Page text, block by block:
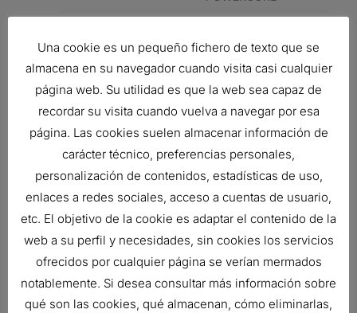
PRIMARY
OBROUND
POWERCORE
Related products
FILTRO DE AIRE, FPG RADIALSEAL
Una cookie es un pequeño fichero de texto que se
almacena en su navegador cuando visita casi cualquier
página web. Su utilidad es que la web sea capaz de
recordar su visita cuando vuelva a navegar por esa
página. Las cookies suelen almacenar información de
carácter técnico, preferencias personales,
personalización de contenidos, estadísticas de uso,
enlaces a redes sociales, acceso a cuentas de usuario,
etc. El objetivo de la cookie es adaptar el contenido de la
web a su perfil y necesidades, sin cookies los servicios
ofrecidos por cualquier página se verían mermados
notablemente. Si desea consultar más información sobre
qué son las cookies, qué almacenan, cómo eliminarlas,